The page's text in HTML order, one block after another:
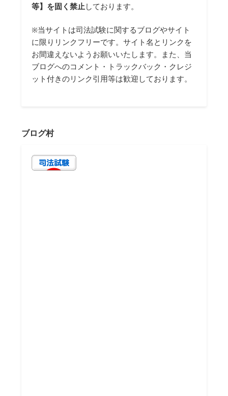
等】を固く禁止 しております。
※当サイトは司法試験に関するブログやサイト
に限りリンクフリーです。サイト名とリンクを
お間違えないようお願いいたします。また、当
ブログへのコメント・トラックバック・クレジ
ット付きのリンク引用等は歓迎しております。
ブログ村